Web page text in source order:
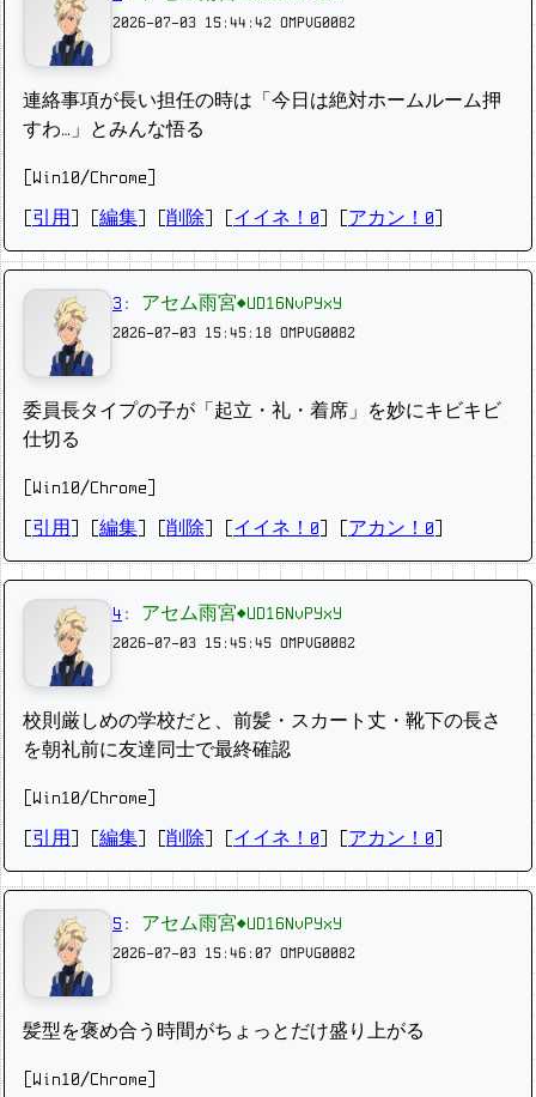
2026-07-03 15:44:42 OMPVG0082
連絡事項が長い担任の時は「今日は絶対ホームルーム押
すわ…」とみんな悟る
[Win10/Chrome]
引用 編集 削除 イイネ！0 アカン！0
3 : アセム雨宮◆UD16NvPYxY
2026-07-03 15:45:18 OMPVG0082
委員長タイプの子が「起立・礼・着席」を妙にキビキビ
仕切る
[Win10/Chrome]
引用 編集 削除 イイネ！0 アカン！0
4 : アセム雨宮◆UD16NvPYxY
2026-07-03 15:45:45 OMPVG0082
校則厳しめの学校だと、前髪・スカート丈・靴下の長さ
を朝礼前に友達同士で最終確認
[Win10/Chrome]
引用 編集 削除 イイネ！0 アカン！0
5 : アセム雨宮◆UD16NvPYxY
2026-07-03 15:46:07 OMPVG0082
髪型を褒め合う時間がちょっとだけ盛り上がる
[Win10/Chrome]